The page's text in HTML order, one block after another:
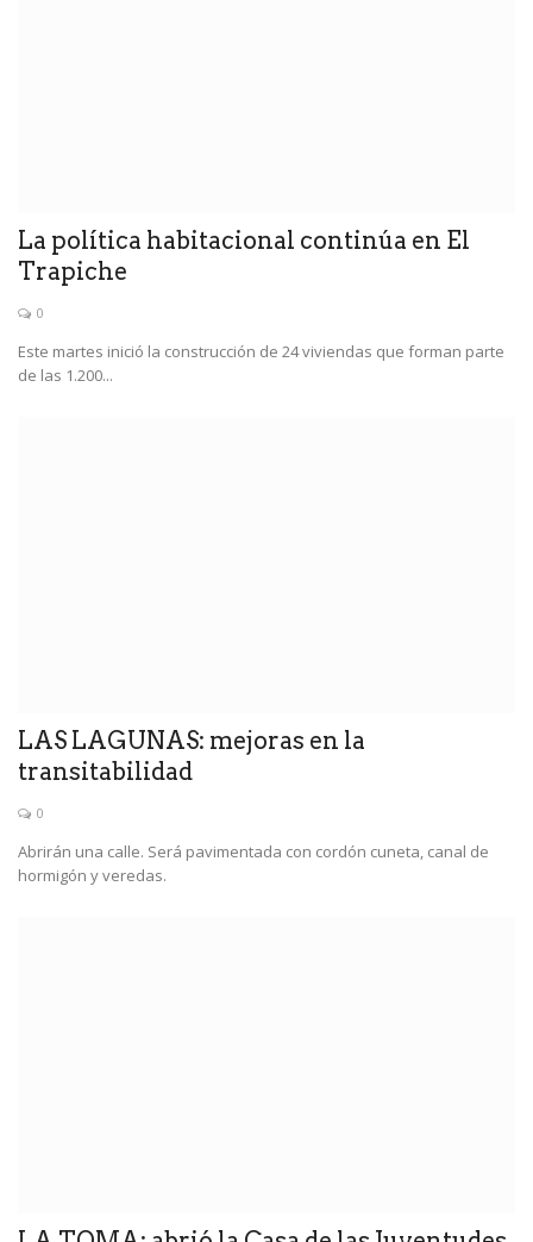
La política habitacional continúa en El
Trapiche
0
Este martes inició la construcción de 24 viviendas que forman parte
de las 1.200...
LAS LAGUNAS: mejoras en la
transitabilidad
0
Abrirán una calle. Será pavimentada con cordón cuneta, canal de
hormigón y veredas.